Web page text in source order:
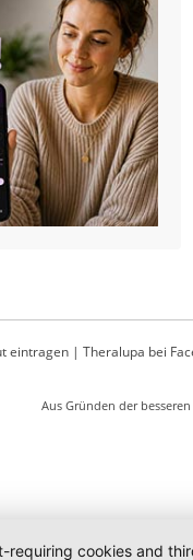
eintragen| Theralupa bei
Aus Gründen der
requiring cookies and